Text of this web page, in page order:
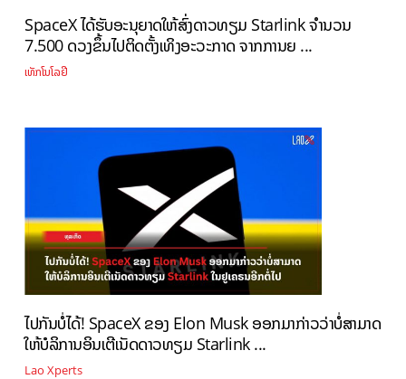
SpaceX ໄດ້ຮັບອະນຸຍາດໃຫ້ສົ່ງດາວທຽມ Starlink ຈໍານວນ
7.500 ດວງຂຶ້ນໄປຕິດຕັ້ງເທິງອະວະກາດ ຈາກການຍ ...
ເທັກໂນໂລຢີ
ໄປກັນບໍ່ໄດ້! SpaceX ຂອງ Elon Musk ອອກມາກ່າວວ່າບໍ່ສາມາດ
ໃຫ້ບໍລິການອິນເຕີເນັດດາວທຽມ Starlink ...
Lao Xperts